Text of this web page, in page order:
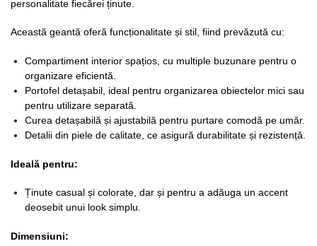
personalitate fiecărei ținute.
Această geantă oferă funcționalitate și stil, fiind prevăzută cu:
Compartiment interior spațios, cu multiple buzunare pentru o
organizare eficientă.
Portofel detașabil, ideal pentru organizarea obiectelor mici sau
pentru utilizare separată.
Curea detașabilă și ajustabilă pentru purtare comodă pe umăr.
Detalii din piele de calitate, ce asigură durabilitate și rezistență.
Ideală pentru:
Ținute casual și colorate, dar și pentru a adăuga un accent
deosebit unui look simplu.
Dimensiuni: